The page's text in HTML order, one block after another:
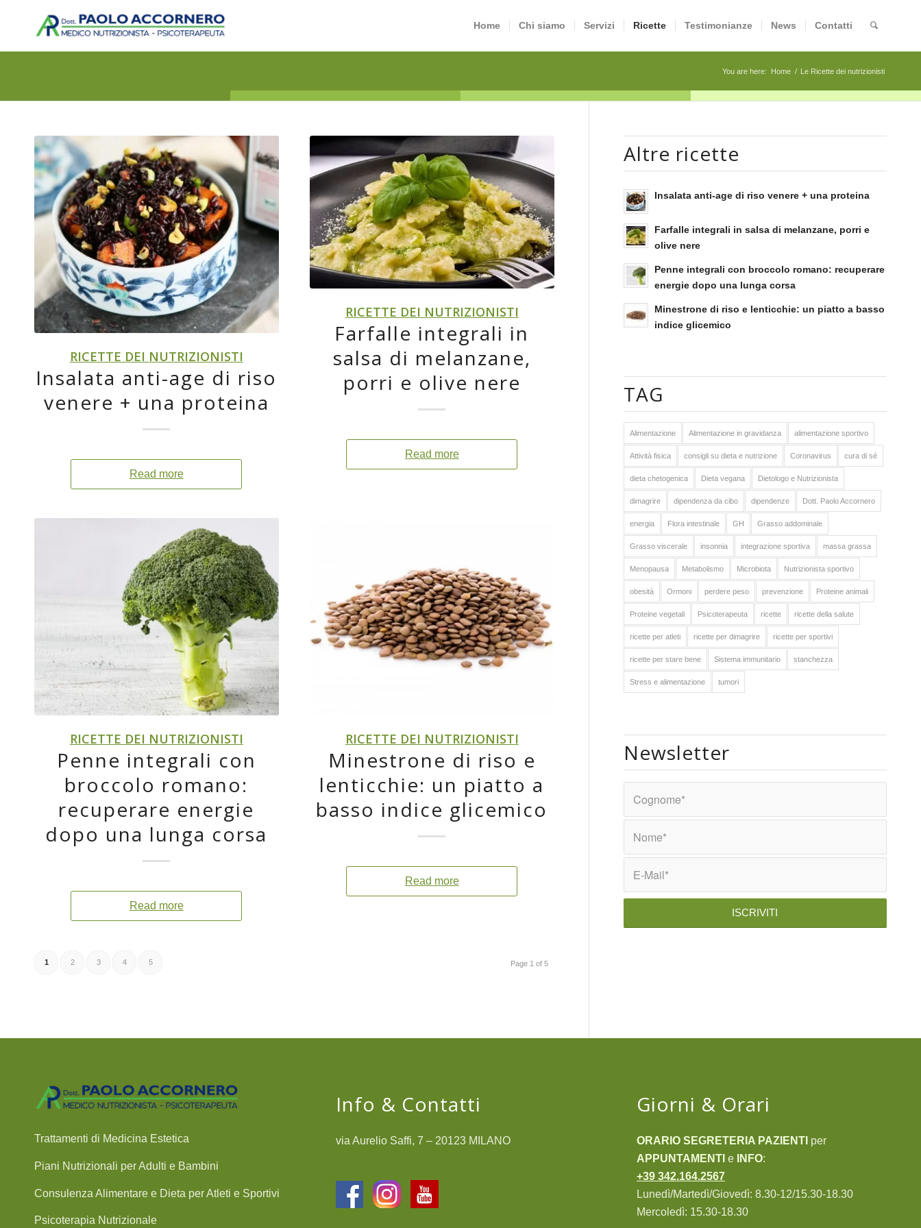
Home Chi siamo Servizi Ricette Testimonianze News Contatti
You are here: Home / Le Ricette dei nutrizionisti
RICETTE DEI NUTRIZIONISTI
Insalata anti-age di riso
venere + una proteina
Read more
RICETTE DEI NUTRIZIONISTI
Farfalle integrali in
salsa di melanzane,
porri e olive nere
Read more
RICETTE DEI NUTRIZIONISTI
Penne integrali con
broccolo romano:
recuperare energie
dopo una lunga corsa
Read more
RICETTE DEI NUTRIZIONISTI
Minestrone di riso e
lenticchie: un piatto a
basso indice glicemico
Read more
Page 1 of 5
1 2 3 4 5
Altre ricette
Insalata anti-age di riso venere + una proteina
Farfalle integrali in salsa di melanzane, porri e
olive nere
Penne integrali con broccolo romano: recuperare
energie dopo una lunga corsa
Minestrone di riso e lenticchie: un piatto a basso
indice glicemico
TAG
Alimentazione Alimentazione in gravidanza alimentazione sportivo
Attività fisica consigli su dieta e nutrizione Coronavirus cura di sé
dieta chetogenica Dieta vegana Dietologo e Nutrizionista
dimagrire dipendenza da cibo dipendenze Dott. Paolo Accornero
energia Flora intestinale GH Grasso addominale
Grasso viscerale insonnia integrazione sportiva massa grassa
Menopausa Metabolismo Microbiota Nutrizionista sportivo
obesità Ormoni perdere peso prevenzione Proteine animali
Proteine vegetali Psicoterapeuta ricette ricette della salute
ricette per atleti ricette per dimagrire ricette per sportivi
ricette per stare bene Sistema immunitario stanchezza
Stress e alimentazione tumori
Newsletter
Trattamenti di Medicina Estetica
Piani Nutrizionali per Adulti e Bambini
Consulenza Alimentare e Dieta per Atleti e Sportivi
Psicoterapia Nutrizionale
Info & Contatti
via Aurelio Saffi, 7 – 20123 MILANO
Giorni & Orari
ORARIO SEGRETERIA PAZIENTI per
APPUNTAMENTIe INFO:
+39 342.164.2567
Lunedì/Martedì/Giovedì: 8.30-12/15.30-18.30
Mercoledì: 15.30-18.30